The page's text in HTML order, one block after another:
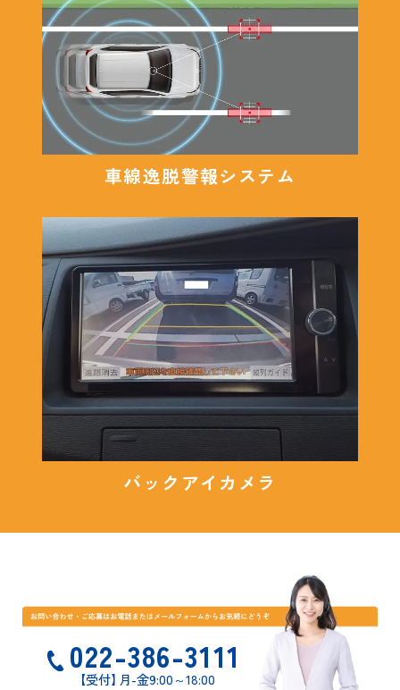
車線逸脱警報システム
バックアイカメラ
022-386-3111
【受付】 月-金9:00～18:00